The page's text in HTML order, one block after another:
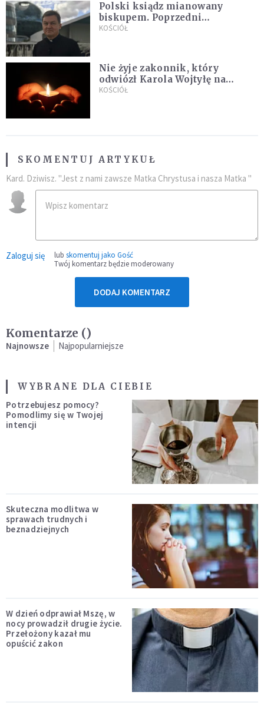
Polski ksiądz mianowany
biskupem. Poprzedni
ordynariusz zrezygnował
KOŚCIÓŁ
Nie żyje zakonnik, który
odwiózł Karola Wojtyłę na
konklawe. Jan Paweł II nazywał
KOŚCIÓŁ
SKOMENTUJ ARTYKUŁ
Kard. Dziwisz. "Jest z nami zawsze Matka Chrystusa i nasza Matka "
Zaloguj się lub skomentuj jako Gość
Twój komentarz będzie moderowany
DODAJ KOMENTARZ
Komentarze ()
Najnowsze Najpopularniejsze
WYBRANE DLA CIEBIE
Potrzebujesz pomocy?
Pomodlimy się w Twojej
intencji
Skuteczna modlitwa w
sprawach trudnych i
beznadziejnych
W dzień odprawiał Mszę, w
nocy prowadził drugie życie.
Przełożony kazał mu
opuścić zakon